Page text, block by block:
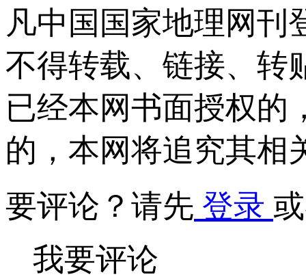
凡中国国家地理网刊
不得转载、链接、转
已经本网书面授权的
的，本网将追究其相
要评论？请先 登录
我要评论